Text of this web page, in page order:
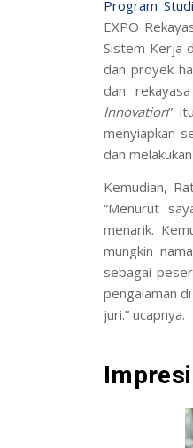
Program
EXPO
Sistem Kerja
dan proyek
dan
Innovation”
menyiapkan
dan
Kemudian,
“Menurut
menarik.
mungkin
sebagai
pengalaman
juri.” ucapnya.
Impresi